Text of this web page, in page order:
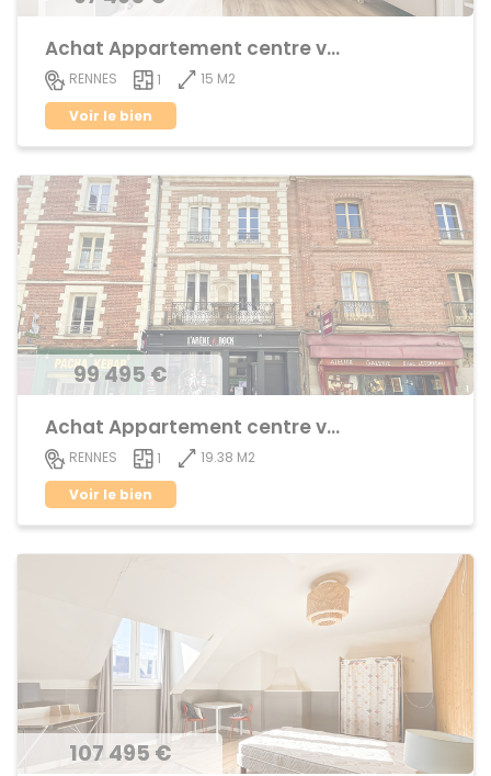
Achat Appartement centre ville
RENNES 1
15 M2
Voir le bien
99 495 €
Achat Appartement centre ville
RENNES 1
19.38 M2
Voir le bien
107 495 €